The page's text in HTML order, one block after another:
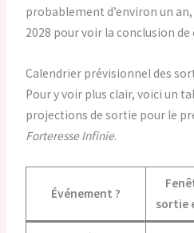
probablement d’environ un
2028 pour voir la conclusion
Calendrier prévisionnel des
Pour y voir plus clair, voici un
projections de sortie pour le
Forteresse Infinie.
Événement ?️
sortie